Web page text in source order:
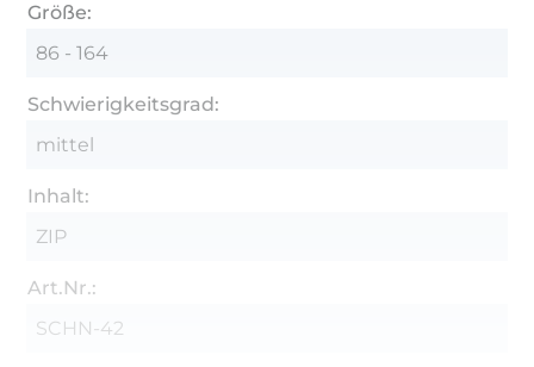
Größe:
86 - 164
Schwierigkeitsgrad:
mittel
Inhalt:
ZIP
Art.Nr.:
SCHN-42